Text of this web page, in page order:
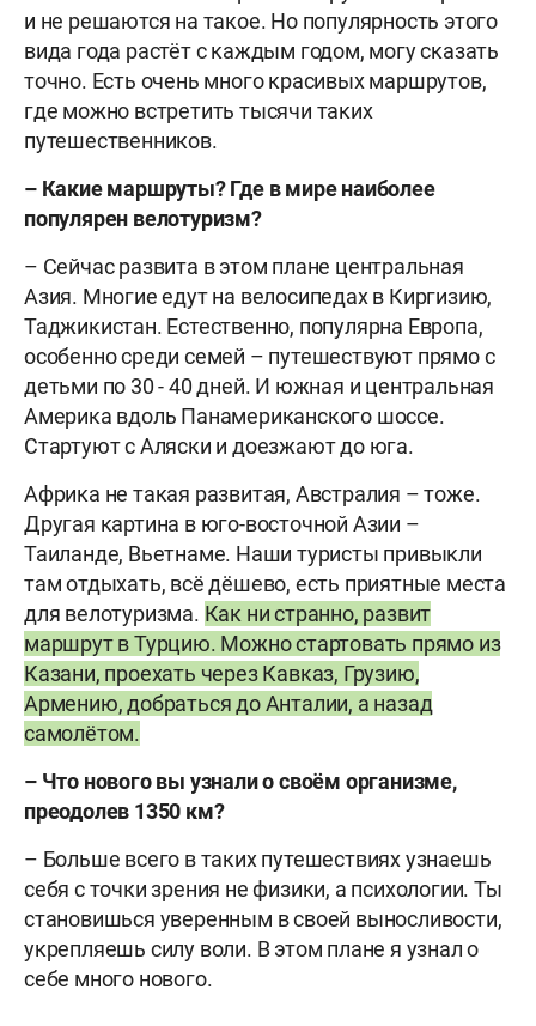
и не решаются на такое. Но популярность этого
вида года растёт с каждым годом, могу сказать
точно. Есть очень много красивых маршрутов,
где можно встретить тысячи таких
путешественников.
– Какие маршруты? Где в мире наиболее
популярен велотуризм?
– Сейчас развита в этом плане центральная
Азия. Многие едут на велосипедах в Киргизию,
Таджикистан. Естественно, популярна Европа,
особенно среди семей – путешествуют прямо с
детьми по 30 - 40 дней. И южная и центральная
Америка вдоль Панамериканского шоссе.
Стартуют с Аляски и доезжают до юга.
Африка не такая развитая, Австралия – тоже.
Другая картина в юго-восточной Азии –
Таиланде, Вьетнаме. Наши туристы привыкли
там отдыхать, всё дёшево, есть приятные места
для велотуризма. Как ни странно, развит
маршрут в Турцию. Можно стартовать прямо из
Казани, проехать через Кавказ, Грузию,
Армению, добраться до Анталии, а назад
самолётом.
– Что нового вы узнали о своём организме,
преодолев 1350 км?
– Больше всего в таких путешествиях узнаешь
себя с точки зрения не физики, а психологии. Ты
становишься уверенным в своей выносливости,
укрепляешь силу воли. В этом плане я узнал о
себе много нового.